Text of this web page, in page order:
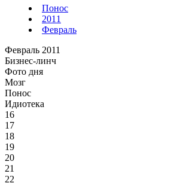
Понос
2011
Февраль
Февраль 2011
Бизнес-линч
Фото дня
Мозг
Понос
Идиотека
16
17
18
19
20
21
22